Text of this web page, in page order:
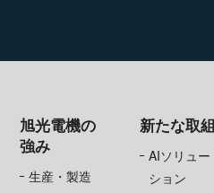
旭光電機の
強み
生産・製造
新たな取組
AIソリュー
ション